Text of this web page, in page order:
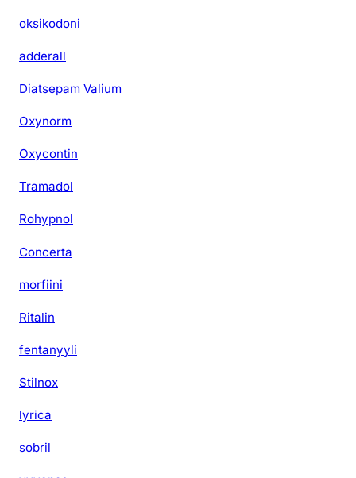
oksikodoni
adderall
Diatsepam Valium
Oxynorm
Oxycontin
Tramadol
Rohypnol
Concerta
morfiini
Ritalin
fentanyyli
Stilnox
lyrica
sobril